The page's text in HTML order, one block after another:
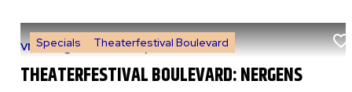
THEATERFESTIVAL BOULEVARD: NERGENS
Specials Theaterfestival Boulevard
vr 7 augustus 2026|14:00 uur